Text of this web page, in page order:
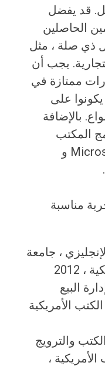
قد يفضل
الحاصلين
ذي صلة ، مثل
يجب أن
ممتازة في
على
بالإضافة
المكتب
والكمبيوتر ، مثل Microsoft Office و
مناسبة
، جامعة
2012
البيع
الأمريكية
والترويج
،